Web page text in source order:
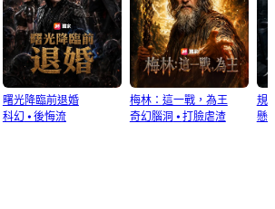
曙光降臨前退婚
科幻 ⦁ 後悔流
梅林：這一戰，為王
奇幻腦洞 ⦁ 打臉虐渣
規
懸